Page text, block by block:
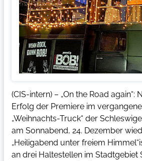
(CIS-intern) – „On the Road again“:
Erfolg der Premiere im
„Weihnachts-Truck“ der
am Sonnabend, 24. Dezember
„Heiligabend unter freiem
an drei Haltestellen im Stadtgebiet